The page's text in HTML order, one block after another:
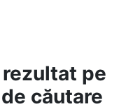
pe
căutare